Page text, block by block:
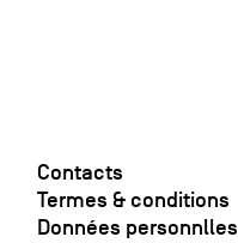
Contacts
Termes & conditions
Données personnlles